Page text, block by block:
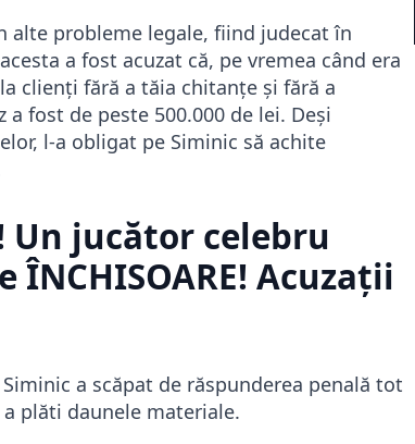
probleme legale, fiind judecat în
a fost acuzat că, pe vremea când era
clienți fără a tăia chitanțe și fără a
fost de peste 500.000 de lei. Deși
l-a obligat pe Siminic să achite
Un jucător celebru
ÎNCHISOARE! Acuzații
a scăpat de răspunderea penală tot
plăti daunele materiale.